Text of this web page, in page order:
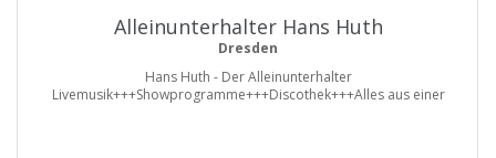
Alleinunterhalter Hans Huth
Dresden
Hans Huth - Der Alleinunterhalter
Livemusik+++Showprogramme+++Discothek+++Alles aus einer